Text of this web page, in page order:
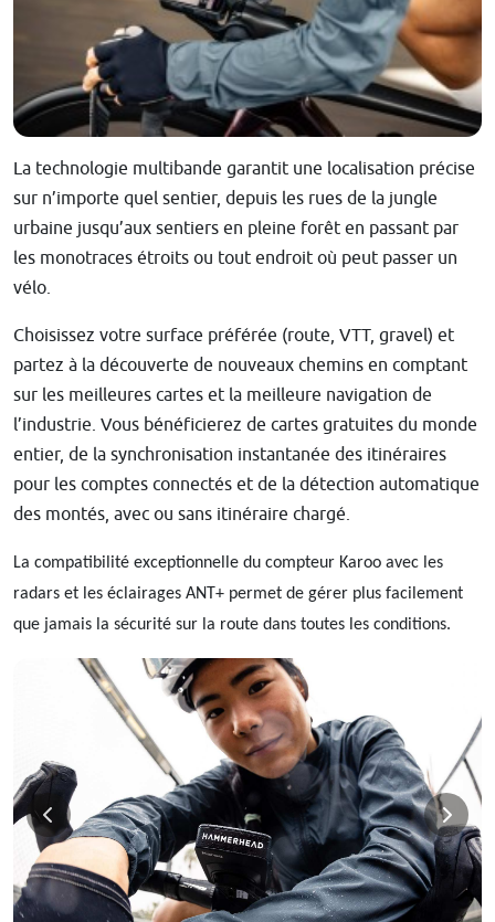
La technologie multibande garantit une localisation précise
sur n’importe quel sentier, depuis les rues de la jungle
urbaine jusqu’aux sentiers en pleine forêt en passant par
les monotraces étroits ou tout endroit où peut passer un
vélo.
Choisissez votre surface préférée (route, VTT, gravel) et
partez à la découverte de nouveaux chemins en comptant
sur les meilleures cartes et la meilleure navigation de
l’industrie. Vous bénéficierez de cartes gratuites du monde
entier, de la synchronisation instantanée des itinéraires
pour les comptes connectés et de la détection automatique
des montés, avec ou sans itinéraire chargé.
La compatibilité exceptionnelle du compteur Karoo avec les
radars et les éclairages ANT+ permet de gérer plus facilement
que jamais la sécurité sur la route dans toutes les conditions.